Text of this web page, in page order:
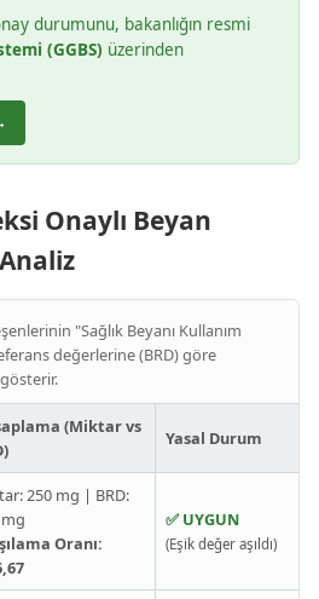
durumunu, bakanlığın resmi
(GGBS) üzerinden
Onaylı Beyan
"Sağlık Beyanı Kullanım
değerlerine (BRD) göre
(Miktar vs
Yasal Durum
250 mg | BRD:
Oranı:
✅ UYGUN
(Eşik değer aşıldı)